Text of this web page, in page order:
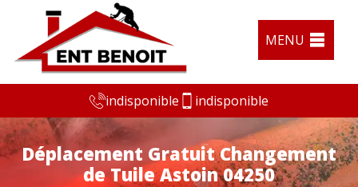
MENU
indisponible indisponible
Déplacement Gratuit Changement
de Tuile Astoin 04250